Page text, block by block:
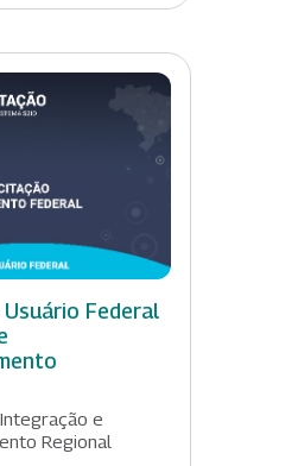
Usuário Federal
e
Regional